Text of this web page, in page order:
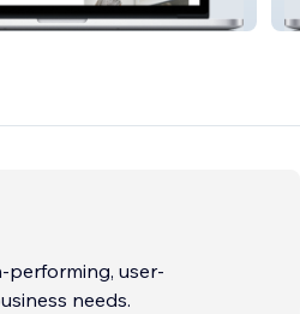
performing, user-
needs.